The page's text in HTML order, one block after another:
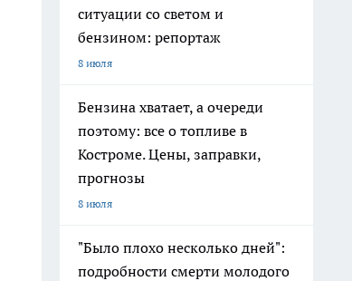
ситуации со светом и
бензином: репортаж
8 июля
Бензина хватает, а очереди
поэтому: все о топливе в
Костроме. Цены, заправки,
прогнозы
8 июля
"Было плохо несколько дней":
подробности смерти молодого